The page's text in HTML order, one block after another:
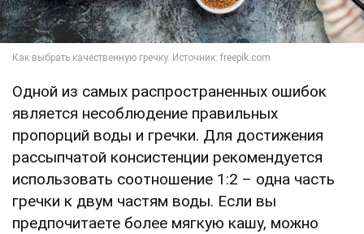
Одной из самых распространенных ошибок
является несоблюдение правильных
пропорций воды и гречки. Для достижения
рассыпчатой консистенции рекомендуется
использовать соотношение 1:2 – одна часть
гречки к двум частям воды. Если вы
предпочитаете более мягкую кашу, можно